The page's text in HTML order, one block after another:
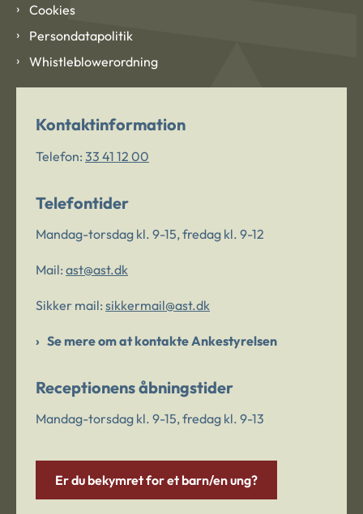
Cookies
Persondatapolitik
Whistleblowerordning
Kontaktinformation
Telefon: 33 41 12 00
Telefontider
Mandag-torsdag kl. 9-15, fredag kl. 9-12
Mail: ast@ast.dk
Sikker mail: sikkermail@ast.dk
Se mere om at kontakte Ankestyrelsen
Receptionens åbningstider
Mandag-torsdag kl. 9-15, fredag kl. 9-13
Er du bekymret for et barn/en ung?